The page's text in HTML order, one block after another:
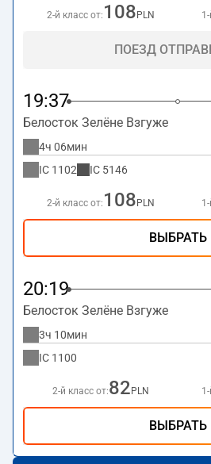
2-й класс от: 108 PLN
ПОЕЗД
19:37
Белосток Зелёне Взгуже
4ч 06мин
IC 1102 IC 5146
2-й класс от: 108 PLN
ВЫБРАТЬ
20:19
Белосток Зелёне Взгуже
3ч 10мин
IC 1100
2-й класс от:82 PLN
ВЫБРАТЬ